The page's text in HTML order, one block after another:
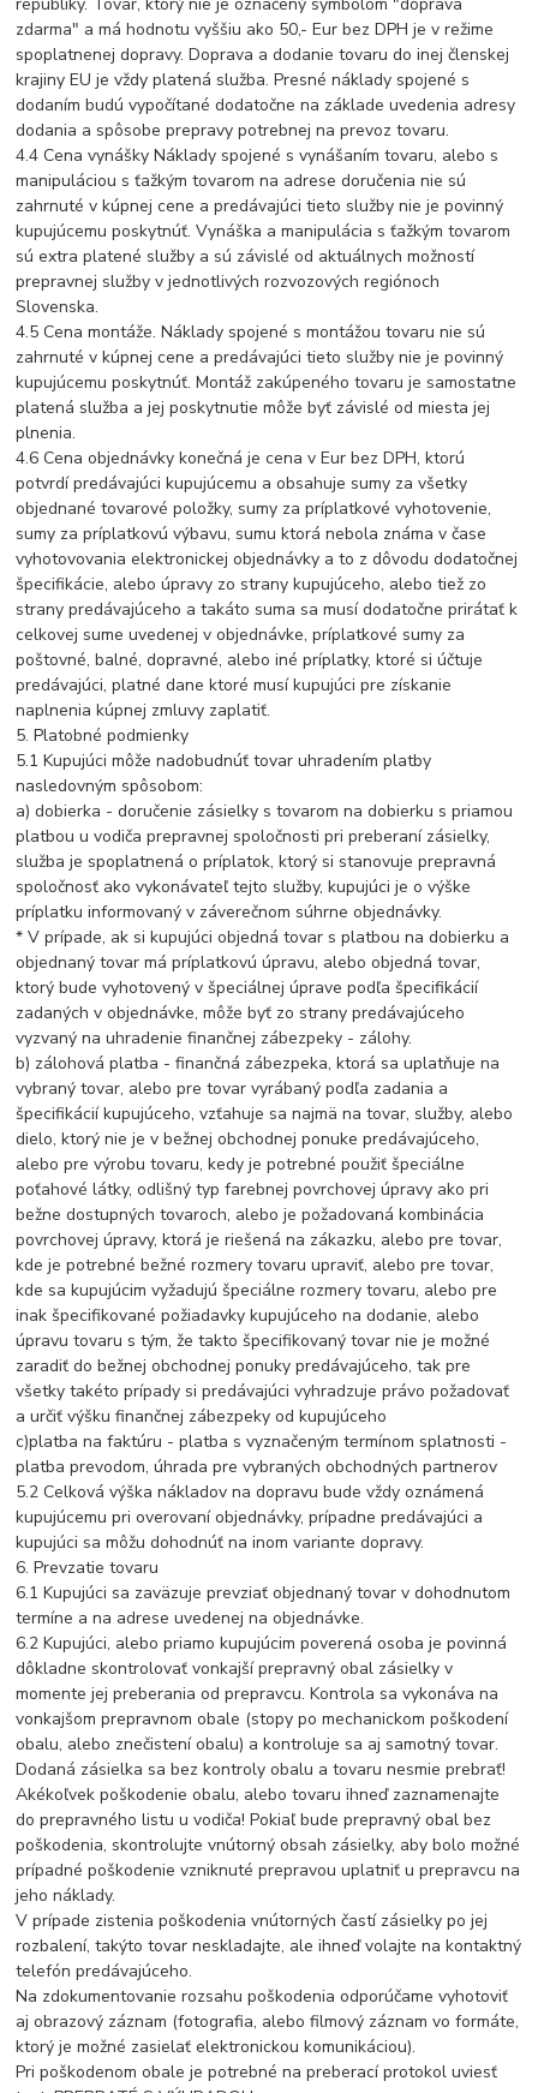
zdarma" a má hodnotu vyššiu ako 50,- Eur bez DPH je v režime
spoplatnenej dopravy. Doprava a dodanie tovaru do inej členskej
krajiny EU je vždy platená služba. Presné náklady spojené s
dodaním budú vypočítané dodatočne na základe uvedenia adresy
dodania a spôsobe prepravy potrebnej na prevoz tovaru.
4.4 Cena vynášky Náklady spojené s vynášaním tovaru, alebo s
manipuláciou s ťažkým tovarom na adrese doručenia nie sú
zahrnuté v kúpnej cene a predávajúci tieto služby nie je povinný
kupujúcemu poskytnúť. Vynáška a manipulácia s ťažkým tovarom
sú extra platené služby a sú závislé od aktuálnych možností
prepravnej služby v jednotlivých rozvozových regiónoch
Slovenska.
4.5 Cena montáže. Náklady spojené s montážou tovaru nie sú
zahrnuté v kúpnej cene a predávajúci tieto služby nie je povinný
kupujúcemu poskytnúť. Montáž zakúpeného tovaru je samostatne
platená služba a jej poskytnutie môže byť závislé od miesta jej
plnenia.
4.6 Cena objednávky konečná je cena v Eur bez DPH, ktorú
potvrdí predávajúci kupujúcemu a obsahuje sumy za všetky
objednané tovarové položky, sumy za príplatkové vyhotovenie,
sumy za príplatkovú výbavu, sumu ktorá nebola známa v čase
vyhotovovania elektronickej objednávky a to z dôvodu dodatočnej
špecifikácie, alebo úpravy zo strany kupujúceho, alebo tiež zo
strany predávajúceho a takáto suma sa musí dodatočne prirátať k
celkovej sume uvedenej v objednávke, príplatkové sumy za
poštovné, balné, dopravné, alebo iné príplatky, ktoré si účtuje
predávajúci, platné dane ktoré musí kupujúci pre získanie
naplnenia kúpnej zmluvy zaplatiť.
5. Platobné podmienky
5.1 Kupujúci môže nadobudnúť tovar uhradením platby
nasledovným spôsobom:
a) dobierka - doručenie zásielky s tovarom na dobierku s priamou
platbou u vodiča prepravnej spoločnosti pri preberaní zásielky,
služba je spoplatnená o príplatok, ktorý si stanovuje prepravná
spoločnosť ako vykonávateľ tejto služby, kupujúci je o výške
príplatku informovaný v záverečnom súhrne objednávky.
* V prípade, ak si kupujúci objedná tovar s platbou na dobierku a
objednaný tovar má príplatkovú úpravu, alebo objedná tovar,
ktorý bude vyhotovený v špeciálnej úprave podľa špecifikácií
zadaných v objednávke, môže byť zo strany predávajúceho
vyzvaný na uhradenie finančnej zábezpeky - zálohy.
b) zálohová platba - finančná zábezpeka, ktorá sa uplatňuje na
vybraný tovar, alebo pre tovar vyrábaný podľa zadania a
špecifikácií kupujúceho, vzťahuje sa najmä na tovar, služby, alebo
dielo, ktorý nie je v bežnej obchodnej ponuke predávajúceho,
alebo pre výrobu tovaru, kedy je potrebné použiť špeciálne
poťahové látky, odlišný typ farebnej povrchovej úpravy ako pri
bežne dostupných tovaroch, alebo je požadovaná kombinácia
povrchovej úpravy, ktorá je riešená na zákazku, alebo pre tovar,
kde je potrebné bežné rozmery tovaru upraviť, alebo pre tovar,
kde sa kupujúcim vyžadujú špeciálne rozmery tovaru, alebo pre
inak špecifikované požiadavky kupujúceho na dodanie, alebo
úpravu tovaru s tým, že takto špecifikovaný tovar nie je možné
zaradiť do bežnej obchodnej ponuky predávajúceho, tak pre
všetky takéto prípady si predávajúci vyhradzuje právo požadovať
a určiť výšku finančnej zábezpeky od kupujúceho
c)platba na faktúru - platba s vyznačeným termínom splatnosti -
platba prevodom, úhrada pre vybraných obchodných partnerov
5.2 Celková výška nákladov na dopravu bude vždy oznámená
kupujúcemu pri overovaní objednávky, prípadne predávajúci a
kupujúci sa môžu dohodnúť na inom variante dopravy.
6. Prevzatie tovaru
6.1 Kupujúci sa zaväzuje prevziať objednaný tovar v dohodnutom
termíne a na adrese uvedenej na objednávke.
6.2 Kupujúci, alebo priamo kupujúcim poverená osoba je povinná
dôkladne skontrolovať vonkajší prepravný obal zásielky v
momente jej preberania od prepravcu. Kontrola sa vykonáva na
vonkajšom prepravnom obale (stopy po mechanickom poškodení
obalu, alebo znečistení obalu) a kontroluje sa aj samotný tovar.
Dodaná zásielka sa bez kontroly obalu a tovaru nesmie prebrať!
Akékoľvek poškodenie obalu, alebo tovaru ihneď zaznamenajte
do prepravného listu u vodiča! Pokiaľ bude prepravný obal bez
poškodenia, skontrolujte vnútorný obsah zásielky, aby bolo možné
prípadné poškodenie vzniknuté prepravou uplatniť u prepravcu na
jeho náklady.
V prípade zistenia poškodenia vnútorných častí zásielky po jej
rozbalení, takýto tovar neskladajte, ale ihneď volajte na kontaktný
telefón predávajúceho.
Na zdokumentovanie rozsahu poškodenia odporúčame vyhotoviť
aj obrazový záznam (fotografia, alebo filmový záznam vo formáte,
ktorý je možné zasielať elektronickou komunikáciou).
Pri poškodenom obale je potrebné na preberací protokol uviesť